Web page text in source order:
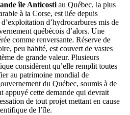
île Anticosti au Québec, la plus
à la Corse, est liée depuis
d’hydrocarbures mis de
québécois d’alors. Une
comme renversante. Réserve de
peu habité, est couvert de vastes
de grande valeur. Plusieurs
considèrent qu’elle remplit toutes
au patrimoine mondial de
du Québec, soumis à de
appuyé cette demande qui devrait
de tout projet mettant en cause
de l’île.